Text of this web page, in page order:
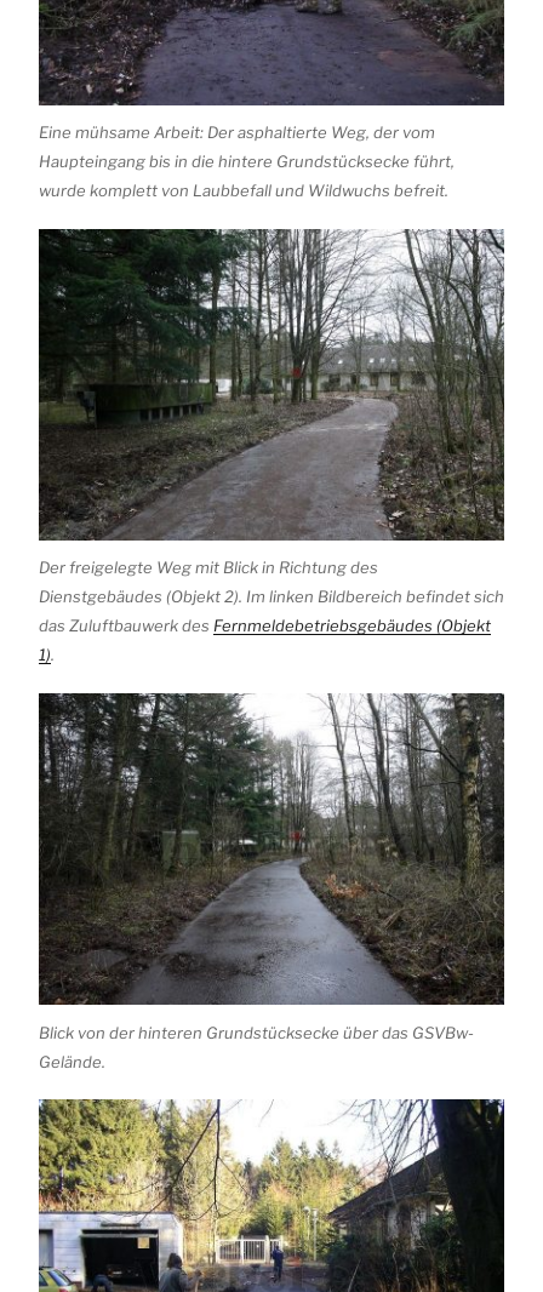
Eine mühsame Arbeit: Der asphaltierte Weg, der vom
Haupteingang bis in die hintere Grundstücksecke führt,
wurde komplett von Laubbefall und Wildwuchs befreit.
Der freigelegte Weg mit Blick in Richtung des
Dienstgebäudes (Objekt 2). Im linken Bildbereich befindet sich
das Zuluftbauwerk des Fernmeldebetriebsgebäudes (Objekt
1).
Blick von der hinteren Grundstücksecke über das GSVBw-
Gelände.